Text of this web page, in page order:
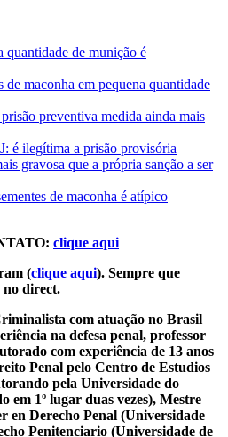
quantidade de munição é
de maconha em pequena quantidade
preventiva medida ainda mais
é ilegítima a prisão provisória
gravosa que a própria sanção a ser
de maconha é atípico
clique aqui
(clique aqui). Sempre que
no direct.
com atuação no Brasil
na defesa penal, professor
com experiência de 13 anos
Penal pelo Centro de Estudios
pela Universidade do
em 1º lugar duas vezes), Mestre
en Derecho Penal (Universidade
Penitenciario (Universidade de